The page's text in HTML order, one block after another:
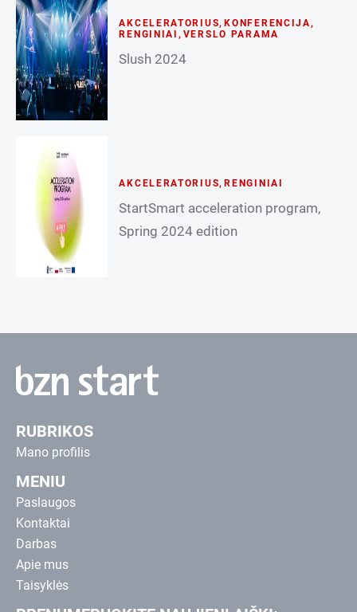
AKCELERATORIUS, KONFERENCIJA,
RENGINIAI , VERSLO PARAMA
Slush 2024
AKCELERATORIUS, RENGINIAI
StartSmart acceleration program,
Spring 2024 edition
RUBRIKOS
Mano profilis
MENIU
Paslaugos
Kontaktai
Darbas
Apie mus
Taisyklės